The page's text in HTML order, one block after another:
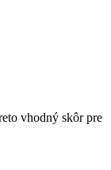
vhodný skôr pre